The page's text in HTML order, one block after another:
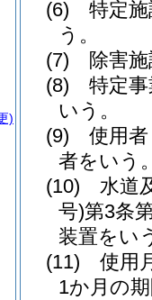
(6)
特定
う。
(7)
除害
(8)
特定
いう。
(9)
使用
者をいう
(10)
水道
号)第3条
装置をい
(11)
使用
1か月の
)